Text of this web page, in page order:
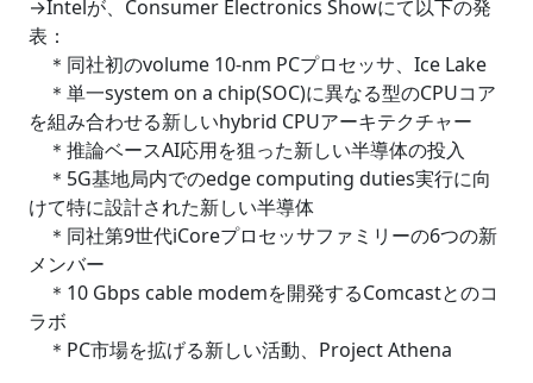
→Intelが、Consumer Electronics Showにて以下の発
表：
＊同社初のvolume 10-nm PCプロセッサ、Ice Lake
＊単一system on a chip(SOC)に異なる型のCPUコア
を組み合わせる新しいhybrid CPUアーキテクチャー
＊推論ベースAI応用を狙った新しい半導体の投入
＊5G基地局内でのedge computing duties実行に向
けて特に設計された新しい半導体
＊同社第9世代iCoreプロセッサファミリーの6つの新
メンバー
＊10 Gbps cable modemを開発するComcastとのコ
ラボ
＊PC市場を拡げる新しい活動、Project Athena